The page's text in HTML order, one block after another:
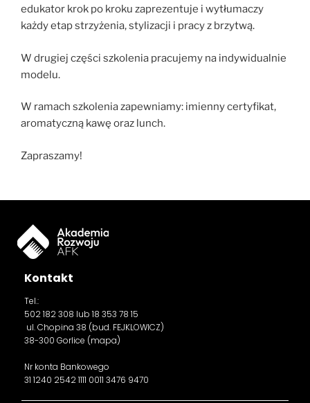
edukator krok po kroku zaprezentuje i wytłumaczy
każdy etap strzyżenia, stylizacji i pracy z brzytwą.
W drugiej części szkolenia pracujemy na indywidualnie
modelu.
W ramach szkolenia zapewniamy: imienny certyfikat,
aromatyczną kawę oraz lunch.
Zapraszamy!
Kontakt
Tel.:
502 182 308 lub 18 353 78 15
ul. Chopina 38 (bud. FEJKLOWICZ)
38-300 Gorlice (mapa)
Nr konta Bankowego
31 1240 2542 1111 0011 3476 9470